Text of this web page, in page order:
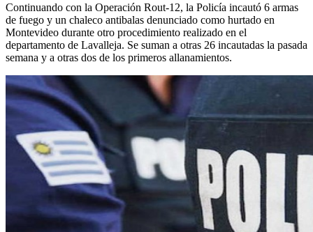
Continuando con la Operación Rout-12, la Policía incautó 6 armas
de fuego y un chaleco antibalas denunciado como hurtado en
Montevideo durante otro procedimiento realizado en el
departamento de Lavalleja. Se suman a otras 26 incautadas la pasada
semana y a otras dos de los primeros allanamientos.